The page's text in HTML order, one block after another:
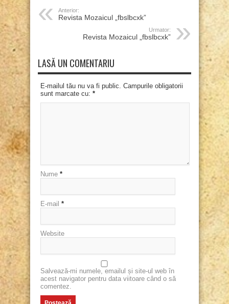
Anterior:
Revista Mozaicul „fbslbcxk”
Urmator:
Revista Mozaicul „fbslbcxk”
LASĂ UN COMENTARIU
E-mailul tău nu va fi public. Campurile obligatorii
sunt marcate cu: *
Nume *
E-mail *
Website
Salvează-mi numele, emailul și site-ul web în
acest navigator pentru data viitoare când o să
comentez.